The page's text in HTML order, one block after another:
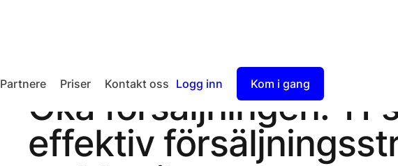
Partnere Priser
Checkout
Split Payout
Kontakt oss Logg inn Kom i gang
Öka försäljningen: 11
effektiv